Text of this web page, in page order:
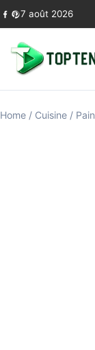
Skip to content
7 août 2026
Home / Cuisine /